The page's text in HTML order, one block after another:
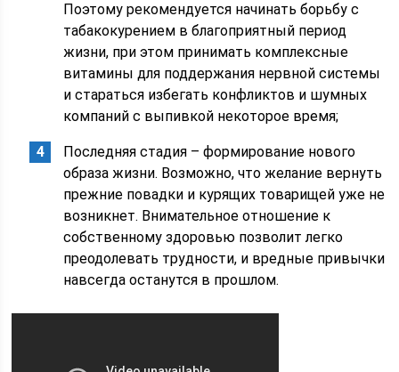
Поэтому рекомендуется начинать борьбу с
табакокурением в благоприятный период
жизни, при этом принимать комплексные
витамины для поддержания нервной системы
и стараться избегать конфликтов и шумных
компаний с выпивкой некоторое время;
Последняя стадия – формирование нового
образа жизни. Возможно, что желание вернуть
прежние повадки и курящих товарищей уже не
возникнет. Внимательное отношение к
собственному здоровью позволит легко
преодолевать трудности, и вредные привычки
навсегда останутся в прошлом.